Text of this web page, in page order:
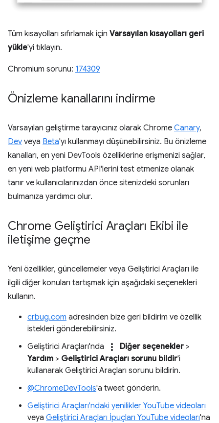
Tüm kısayolları sıfırlamak için Varsayılan kısayolları geri
yükle'yi tıklayın.
Chromium sorunu: 174309
Önizleme kanallarını indirme
Varsayılan geliştirme tarayıcınız olarak Chrome Canary,
Dev veya Beta'yı kullanmayı düşünebilirsiniz. Bu önizleme
kanalları, en yeni DevTools özelliklerine erişmenizi sağlar,
en yeni web platformu API'lerini test etmenize olanak
tanır ve kullanıcılarınızdan önce sitenizdeki sorunları
bulmanıza yardımcı olur.
Chrome Geliştirici Araçları Ekibi ile
iletişime geçme
Yeni özellikler, güncellemeler veya Geliştirici Araçları ile
ilgili diğer konuları tartışmak için aşağıdaki seçenekleri
kullanın.
crbug.com adresinden bize geri bildirim ve özellik
istekleri gönderebilirsiniz.
Geliştirici Araçları'nda
more_vert Diğer seçenekler >
Yardım > Geliştirici Araçları sorunu bildir'i
kullanarak Geliştirici Araçları sorunu bildirin.
@ChromeDevTools'a tweet gönderin.
Geliştirici Araçları'ndaki yenilikler YouTube videoları
veya Geliştirici Araçları İpuçları YouTube videoları'na